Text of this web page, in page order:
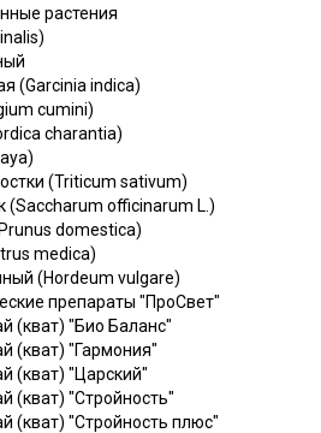
растения
(Garcinia indica)
cumini)
charantia)
(Triticum sativum)
(Saccharum officinarum L.)
domestica)
medica)
(Hordeum vulgare)
препараты "ПроСвет"
(кват) "Био Баланс"
(кват) "Гармония"
(кват) "Царский"
(кват) "Стройность"
(кват) "Стройность плюс"